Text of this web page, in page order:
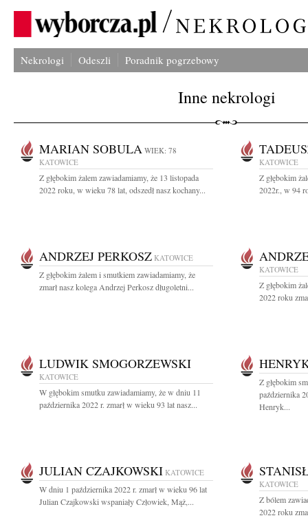
Nekrologi Odeszli Poradnik pogrzebowy
Inne nekrologi
MARIAN SOBULA WIEK: 78
KATOWICE
Z głębokim żalem zawiadamiamy, że 13 listopada
2022 roku, w wieku 78 lat, odszedł nasz kochany...
KATOWICE
Z głębokim
2022r., w 94
ANDRZEJ PERKOSZ KATOWICE
Z głębokim żalem i smutkiem zawiadamiamy, że
zmarł nasz kolega Andrzej Perkosz długoletni...
KATOWICE
Z głębokim
2022 roku
LUDWIK SMOGORZEWSKI
KATOWICE
W głębokim smutku zawiadamiamy, że w dniu 11
października 2022 r. zmarł w wieku 93 lat nasz...
Z głębokim
października
Henryk...
JULIAN CZAJKOWSKI KATOWICE
W dniu 1 października 2022 r. zmarł w wieku 96 lat
Julian Czajkowski wspaniały Człowiek, Mąż,...
KATOWICE
Z bólem
2022 roku